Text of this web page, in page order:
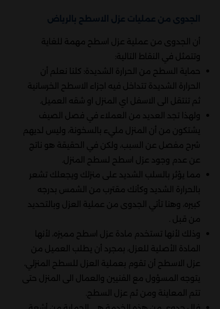
الجدوى من عمليات عزل الاسطح بالرياض
أن الجدوى من عملية عزل اسطح مهمة للغاية
وتتمثل في النقاط التالية:
حماية السطح من الحرارة الشديدة: كلنا نعلم أن
الحرارة الشديدة تتداخل فيه اجزاء الاسطح الخرسانية
ثم تنتقل الى الاسفل اي المنزل او شقه العميل.
ولهذا تجد العديد من العملاء في فصل الصيف
يشتكون من أن المنزل مليء بالسخونة، وليس لديهم
شرح مفصل عن السبب، ولكن في الحقيقة هو ناتج
عن عدم وجود عزل اسطح لسطح المنزل.
مما يؤثر بالسلب الشديد على منزلك ويجعلك تشعر
بالحرارة الشديد وكأنك مقترب من الشمس بدرجه
كبيره، وهنا تأتي الجدوى من عملية العزل وبالتحديد
من قبل .
وذلك لأنها تستخدم مادة عزل اسطح مميزه، لأنها
المادة الأصلية للعزل، بمجرد أن يطلب العميل من
عزل الاسطح أن تقوم بعملية العزل للسطح المنزلي،
يتوجه المسؤول مع الفنيين والعمال الى المنزل حتى
تتم المعاينة ومن ثم عزل السطح.